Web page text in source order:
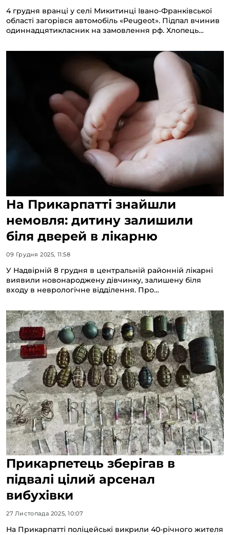
4 грудня вранці у селі Микитинці Івано-Франківської
області загорівся автомобіль «Peugeot». Підпал вчинив
одиннадцятикласник на замовлення рф. Хлопець…
На Прикарпатті знайшли
немовля: дитину залишили
біля дверей в лікарню
09 Грудня 2025, 11:58
У Надвірній 8 грудня в центральній районній лікарні
виявили новонароджену дівчинку, залишену біля
входу в неврологічне відділення. Про…
Прикарпетець зберігав в
підвалі цілий арсенал
вибухівки
27 Листопада 2025, 10:07
На Прикарпатті поліцейські викрили 40-річного жителя